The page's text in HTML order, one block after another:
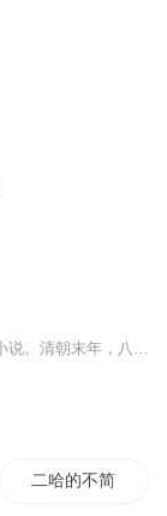
二哈的不简单修行